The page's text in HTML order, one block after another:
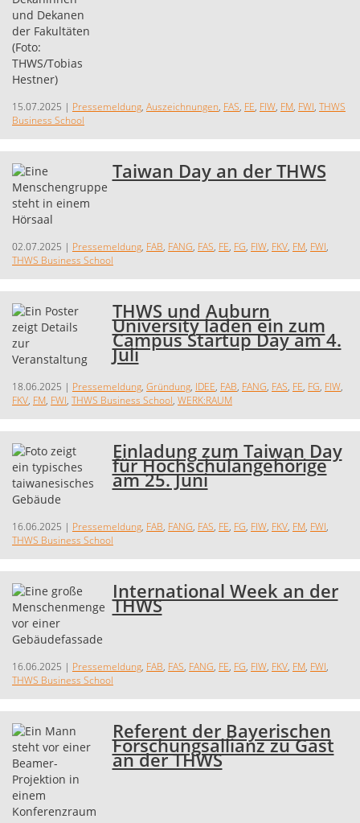
15.07.2025 | Pressemeldung, Auszeichnungen, FAS, FE, FIW, FM, FWI, THWS
Business School
Taiwan Day an der THWS
02.07.2025 | Pressemeldung, FAB, FANG, FAS, FE, FG, FIW, FKV, FM, FWI,
THWS Business School
THWS und Auburn
University laden ein zum
Campus Startup Day am 4.
Juli
18.06.2025 | Pressemeldung, Gründung, IDEE, FAB, FANG, FAS, FE, FG, FIW,
FKV, FM, FWI, THWS Business School, WERK:RAUM
Einladung zum Taiwan Day
für Hochschulangehörige
am 25. Juni
16.06.2025 | Pressemeldung, FAB, FANG, FAS, FE, FG, FIW, FKV, FM, FWI,
THWS Business School
International Week an der
THWS
16.06.2025 | Pressemeldung, FAB, FAS, FANG, FE, FG, FIW, FKV, FM, FWI,
THWS Business School
Referent der Bayerischen
Forschungsallianz zu Gast
an der THWS